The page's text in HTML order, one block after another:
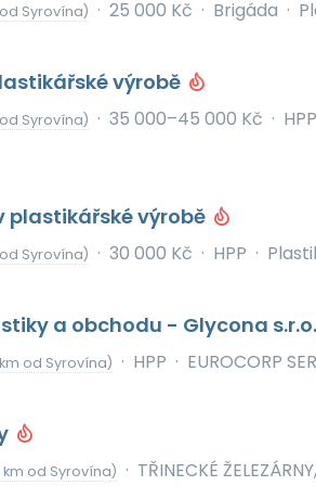
Syrovína) · 25 000 Kč · Brigáda ·
výrobě
Syrovína) · 35 000–45 000 Kč · HPP
plastikářské výrobě
Syrovína) · 30 000 Kč · HPP ·
a obchodu - Glycona s.r.o.
od Syrovína) · HPP · EUROCORP
km od Syrovína) · TŘINECKÉ